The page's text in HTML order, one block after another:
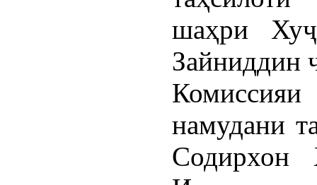
шаҳри
Зайниддин
намудани